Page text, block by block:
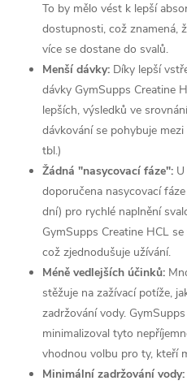
To by mělo vést k lepší
dostupnosti, což znamená,
více se dostane do svalů.
Menší dávky: Díky lepší
dávky GymSupps Creatine
lepších, výsledků ve
dávkování se pohybuje
tbl.)
Žádná "nasycovací fáze":
doporučena nasycovací
dní) pro rychlé naplnění
GymSupps Creatine HCL
což zjednodušuje užívání.
Méně vedlejších účinků:
stěžuje na zažívací potíže,
zadržování vody.
minimalizoval tyto
vhodnou volbu pro ty, kteří
Minimální zadržování vody: